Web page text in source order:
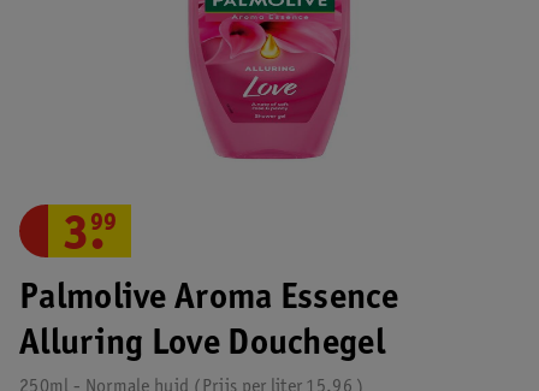
Palmolive Aroma Essence
Alluring Love Douchegel
3.
99